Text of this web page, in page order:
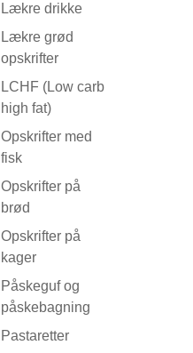
Lækre drikke
Lækre grød
opskrifter
LCHF (Low carb
high fat)
Opskrifter med
fisk
Opskrifter på
brød
Opskrifter på
kager
Påskeguf og
påskebagning
Pastaretter